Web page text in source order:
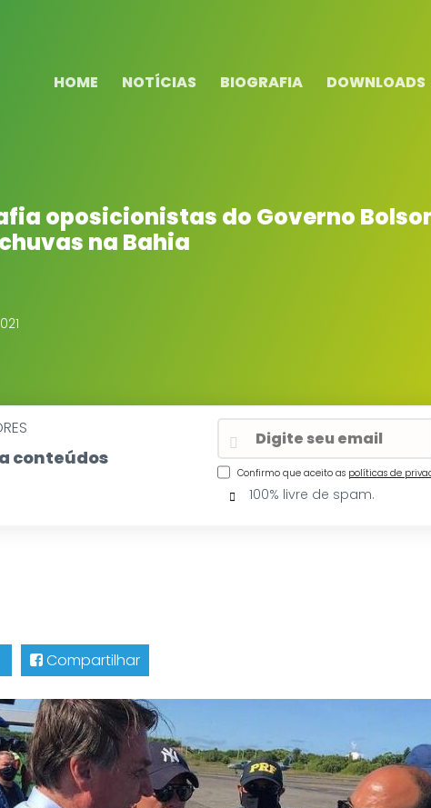
HOME NOTÍCIAS BIOGRAFIA DOWNLOADS
oposicionistas do Governo
na Bahia
conteúdos
Confirmo que aceito as políticas de
100% livre de spam.
Compartilhar